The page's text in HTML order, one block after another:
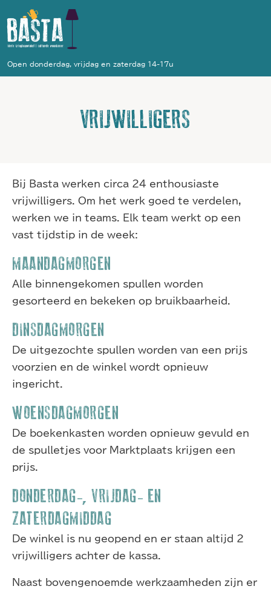
Open donderdag, vrijdag en zaterdag 14-17u
VRIJWILLIGERS
Bij Basta werken circa 24 enthousiaste
vrijwilligers. Om het werk goed te verdelen,
werken we in teams. Elk team werkt op een
vast tijdstip in de week:
MAANDAGMORGEN
Alle binnengekomen spullen worden
gesorteerd en bekeken op bruikbaarheid.
DINSDAGMORGEN
De uitgezochte spullen worden van een prijs
voorzien en de winkel wordt opnieuw
ingericht.
WOENSDAGMORGEN
De boekenkasten worden opnieuw gevuld en
de spulletjes voor Marktplaats krijgen een
prijs.
DONDERDAG-, VRIJDAG- EN
ZATERDAGMIDDAG
De winkel is nu geopend en er staan altijd 2
vrijwilligers achter de kassa.
Naast bovengenoemde werkzaamheden zijn er